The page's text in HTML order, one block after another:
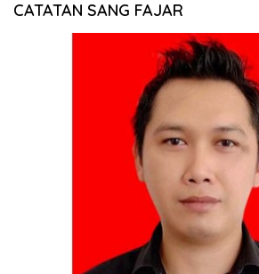
CATATAN SANG FAJAR